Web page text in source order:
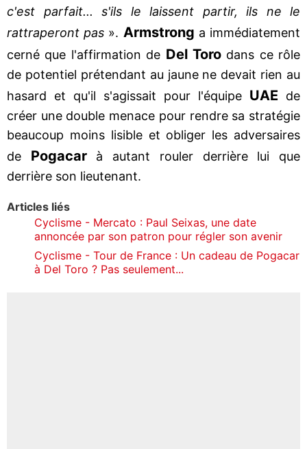
c'est parfait... s'ils le laissent partir, ils ne le
rattraperont pas ». Armstrong a immédiatement
cerné que l'affirmation de Del Torodans ce rôle
de potentiel prétendant au jaune ne devait rien au
hasard et qu'il s'agissait pour l'équipe UAE
de
créer une double menace pour rendre sa stratégie
beaucoup moins lisible et obliger les adversaires
de Pogacar à autant rouler derrière lui que
derrière son lieutenant.
Articles liés
Cyclisme - Mercato : Paul Seixas, une date
annoncée par son patron pour régler son avenir
Cyclisme - Tour de France : Un cadeau de Pogacar
à Del Toro ? Pas seulement...